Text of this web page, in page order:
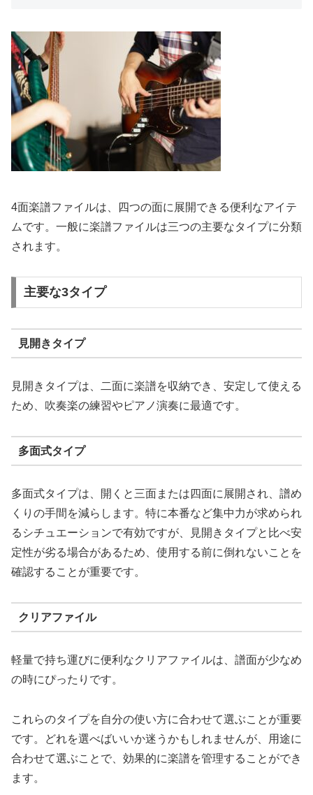
4面楽譜ファイルは、四つの面に展開できる便利なアイテ
ムです。一般に楽譜ファイルは三つの主要なタイプに分類
されます。
主要な3タイプ
見開きタイプ
見開きタイプは、二面に楽譜を収納でき、安定して使える
ため、吹奏楽の練習やピアノ演奏に最適です。
多面式タイプ
多面式タイプは、開くと三面または四面に展開され、譜め
くりの手間を減らします。特に本番など集中力が求められ
るシチュエーションで有効ですが、見開きタイプと比べ安
定性が劣る場合があるため、使用する前に倒れないことを
確認することが重要です。
クリアファイル
軽量で持ち運びに便利なクリアファイルは、譜面が少なめ
の時にぴったりです。
これらのタイプを自分の使い方に合わせて選ぶことが重要
です。どれを選べばいいか迷うかもしれませんが、用途に
合わせて選ぶことで、効果的に楽譜を管理することができ
ます。